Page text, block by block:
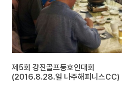
제5회 강진골프동호인대회
(2016.8.28.일 나주해피니스CC)